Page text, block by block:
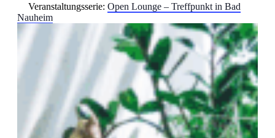
Veranstaltungsserie: Open Lounge – Treffpunkt in Bad
Nauheim